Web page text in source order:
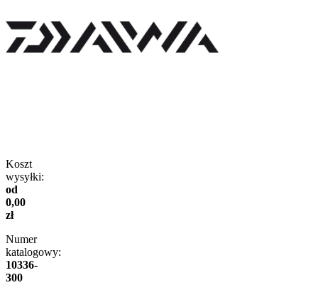
Koszt
wysyłki:
od
0,00
zł
Numer
katalogowy:
10336-
300